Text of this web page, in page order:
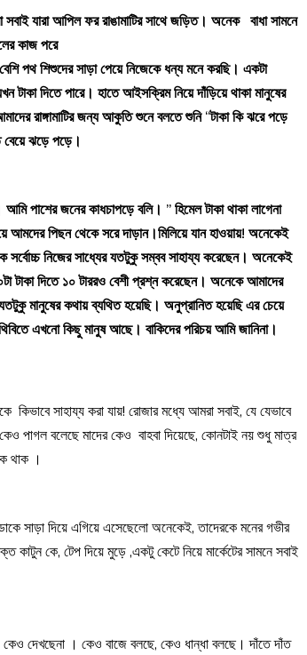
যারা আপিল ফর রাঙামাটির সাথে জড়িত। অনেক বাধা সামনে
কাজ পরে
পথ শিশুদের সাড়া পেয়ে নিজেকে ধন্য মনে করছি। একটা
দিতে পারে। হাতে আইসক্রিম নিয়ে দাঁড়িয়ে থাকা মানুষের
রাঙ্গামাটির জন্য আকুতি শুনে বলতে শুনি “টাকা কি ঝরে পড়ে
বেয়ে ঝড়ে পড়ে।
পাশের জনের কাধচাপড়ে বলি। ” হিমেল টাকা থাকা লাগেনা
পিছন থেকে সরে দাড়ান।মিলিয়ে যান হাওয়ায়! অনেকেই
সর্বোচ্চ নিজের সাধ্যের যতটুকু সম্বব সাহায্য করেছেন। অনেকেই
টাকা দিতে ১০ টাররও বেশী প্রশ্ন করেছেন। অনেকে আমাদের
মানুষের কথায় ব্যথিত হয়েছি। অনুপ্রানিত হয়েছি এর চেয়ে
এখনো কিছু মানুষ আছে। বাকিদের পরিচয় আমি জানিনা।
সাহায্য করা যায়! রোজার মধ্যে আমরা সবাই, যে যেভাবে
পাগল বলেছে মাদের কেও বাহবা দিয়েছে, কোনটাই নয় শুধু মাত্র
থাক ।
সাড়া দিয়ে এগিয়ে এসেছেলো অনেকেই, তাদেরকে মনের গভীর
কে, টেপ দিয়ে মুড়ে ,একটু কেটে নিয়ে মার্কেটের সামনে সবাই
দেখছেনা । কেও বাজে বলছে, কেও ধান্ধা বলছে। দাঁতে দাঁত